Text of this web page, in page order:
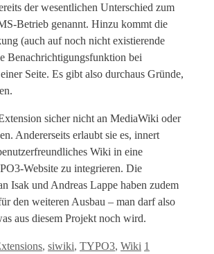
der wesentlichen Unterschied zum
Betrieb genannt. Hinzu kommt die
(auch auf noch nicht existierende
Benachrichtigungsfunktion bei
Seite. Es gibt also durchaus Gründe,
sicher nicht an MediaWiki oder
Andererseits erlaubt sie es, innert
Wiki in eine
Website zu integrieren. Die
Isak und Andreas Lappe haben zudem
den weiteren Ausbau – man darf also
aus diesem Projekt noch wird.
, siwiki, TYPO3, Wiki 1